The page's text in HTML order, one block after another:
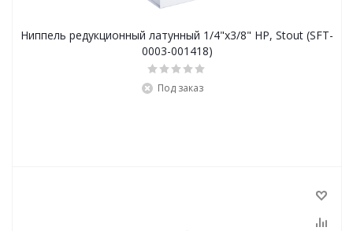
Ниппель редукционный латунный 1/4"х3/8" НР, Stout (SFT-
0003-001418)
Под заказ